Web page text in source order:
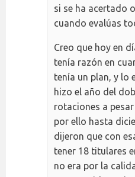
si se ha acertado
cuando evalúas
Creo que hoy en
tenía razón en
tenía un plan, y lo
hizo el año del
rotaciones a
por ello hasta
dijeron que con
tener 18 titulares
no era por la